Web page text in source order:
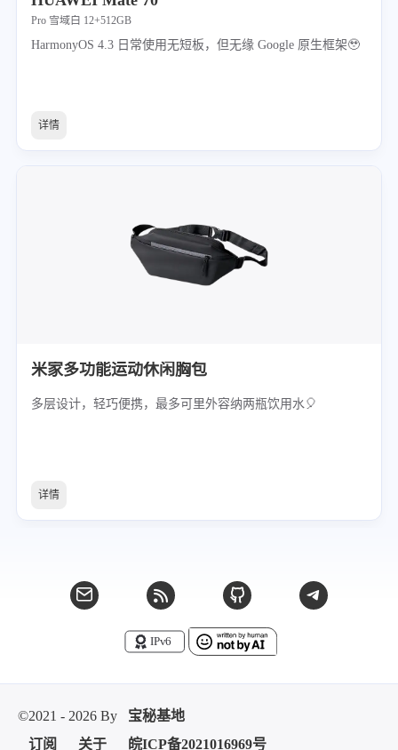
Pro 雪域白 12+512GB
HarmonyOS 4.3 日常使用无短板，但无缘 Google 原生框架🥹
详情
米家多功能运动休闲胸包
多层设计，轻巧便携，最多可里外容纳两瓶饮用水🎈
详情
©2021 - 2026 By
宝秘基地
订阅
关于 皖ICP备2021016969号